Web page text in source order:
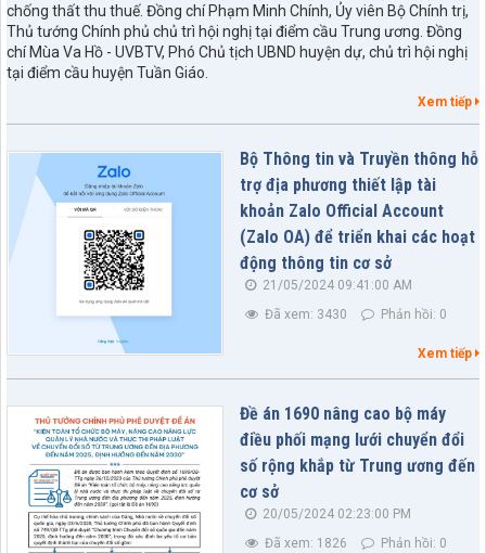
chống thất thu thuế. Đồng chí Phạm Minh Chính, Ủy viên Bộ Chính trị,
Thủ tướng Chính phủ chủ trì hội nghị tại điểm cầu Trung ương. Đồng
chí Mùa Va Hồ - UVBTV, Phó Chủ tịch UBND huyện dự, chủ trì hội nghị
tại điểm cầu huyện Tuần Giáo.
Xem tiếp
Bộ Thông tin và Truyền thông hỗ
trợ địa phương thiết lập tài
khoản Zalo Official Account
(Zalo OA) để triển khai các hoạt
động thông tin cơ sở
21/05/2024 09:41:00 AM
Đã xem: 3430
Phản hồi: 0
Xem tiếp
Đề án 1690 nâng cao bộ máy
điều phối mạng lưới chuyển đổi
số rộng khắp từ Trung ương đến
cơ sở
20/05/2024 02:23:00 PM
Đã xem: 1826
Phản hồi: 0